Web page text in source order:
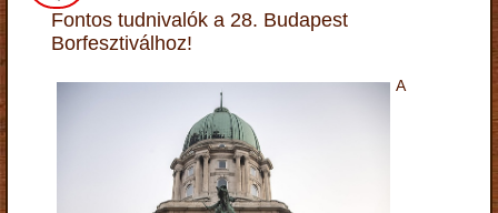
Fontos tudnivalók a 28. Budapest
Borfesztiválhoz!
A